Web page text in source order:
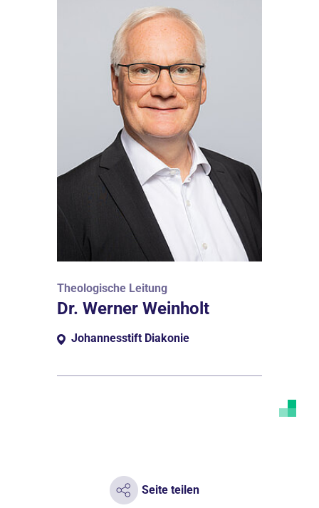
Theologische Leitung
Dr. Werner Weinholt
Johannesstift Diakonie
Seite teilen